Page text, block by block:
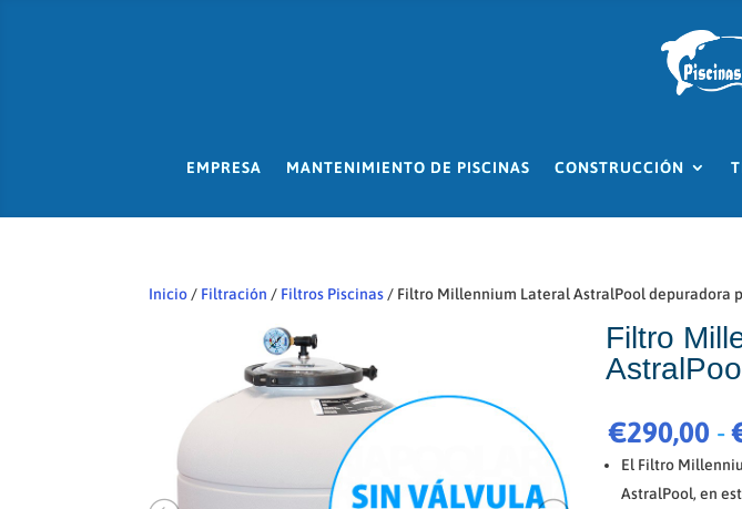
EMPRESA MANTENIMIENTO DE PISCINAS CONSTRUCCIÓN
Inicio / Filtración / Filtros Piscinas / Filtro Millennium Lateral AstralPool depuradora
Filtro
€290,00 -
El Filtro
AstralPool, en